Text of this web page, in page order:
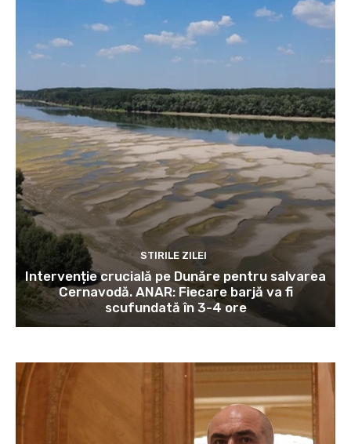
STIRILE ZILEI
Intervenție crucială pe Dunăre pentru salvarea
Cernavodă. ANAR: Fiecare barjă va fi
scufundată în 3-4 ore